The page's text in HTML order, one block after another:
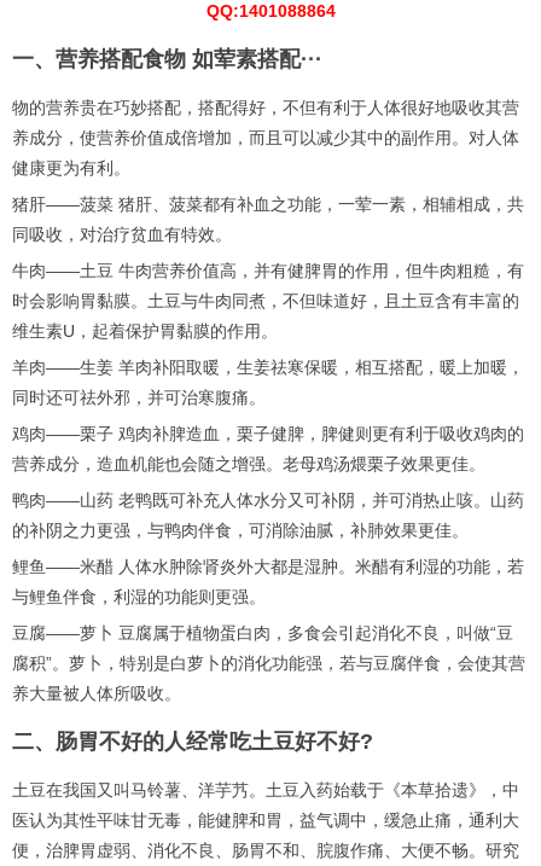
QQ:1401088864
一、营养搭配食物 如荤素搭配···
物的营养贵在巧妙搭配，搭配得好，不但有利于人体很好地吸收其营
养成分，使营养价值成倍增加，而且可以减少其中的副作用。对人体
健康更为有利。
猪肝——菠菜 猪肝、菠菜都有补血之功能，一荤一素，相辅相成，共
同吸收，对治疗贫血有特效。
牛肉——土豆 牛肉营养价值高，并有健脾胃的作用，但牛肉粗糙，有
时会影响胃黏膜。土豆与牛肉同煮，不但味道好，且土豆含有丰富的
维生素U，起着保护胃黏膜的作用。
羊肉——生姜 羊肉补阳取暖，生姜祛寒保暖，相互搭配，暖上加暖，
同时还可祛外邪，并可治寒腹痛。
鸡肉——栗子 鸡肉补脾造血，栗子健脾，脾健则更有利于吸收鸡肉的
营养成分，造血机能也会随之增强。老母鸡汤煨栗子效果更佳。
鸭肉——山药 老鸭既可补充人体水分又可补阴，并可消热止咳。山药
的补阴之力更强，与鸭肉伴食，可消除油腻，补肺效果更佳。
鲤鱼——米醋 人体水肿除肾炎外大都是湿肿。米醋有利湿的功能，若
与鲤鱼伴食，利湿的功能则更强。
豆腐——萝卜 豆腐属于植物蛋白肉，多食会引起消化不良，叫做“豆
腐积”。萝卜，特别是白萝卜的消化功能强，若与豆腐伴食，会使其营
养大量被人体所吸收。
二、肠胃不好的人经常吃土豆好不好?
土豆在我国又叫马铃薯、洋芋艿。土豆入药始载于《本草拾遗》，中
医认为其性平味甘无毒，能健脾和胃，益气调中，缓急止痛，通利大
便，治脾胃虚弱、消化不良、肠胃不和、脘腹作痛、大便不畅。研究